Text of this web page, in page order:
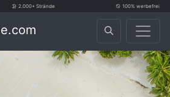
2.000+ Strände 100% werbefrei